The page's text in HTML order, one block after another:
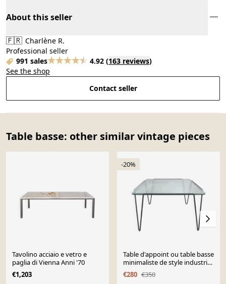
About this seller
🇫🇷 Charlène R.
Professional seller
991 sales
4.92 (163 reviews)
See the shop
Contact seller
Table basse: other similar vintage pieces
Tavolino acciaio e vetro e
paglia di Vienna Anni '70
€1,203
-20%
Table d'appoint ou table basse
minimaliste de style industriel,
Arnold Bueno de Mesquita,
années 1950
€280 €350